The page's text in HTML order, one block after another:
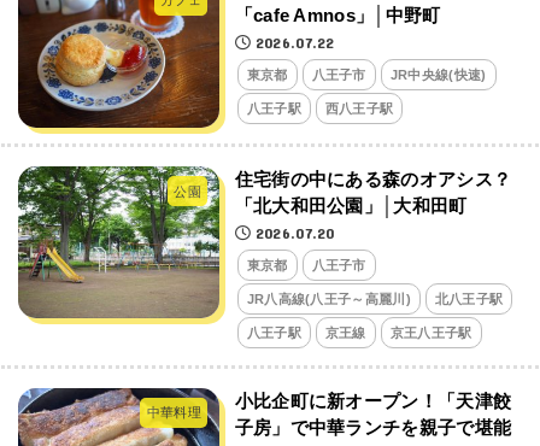
「cafe Amnos」│中野町
2026.07.22
東京都 八王子市 JR中央線(快速)
八王子駅 西八王子駅
公園
住宅街の中にある森のオアシス？
「北大和田公園」│大和田町
2026.07.20
東京都 八王子市
JR八高線(八王子～高麗川) 北八王子駅
八王子駅 京王線 京王八王子駅
中華料理
小比企町に新オープン！「天津餃
子房」で中華ランチを親子で堪能